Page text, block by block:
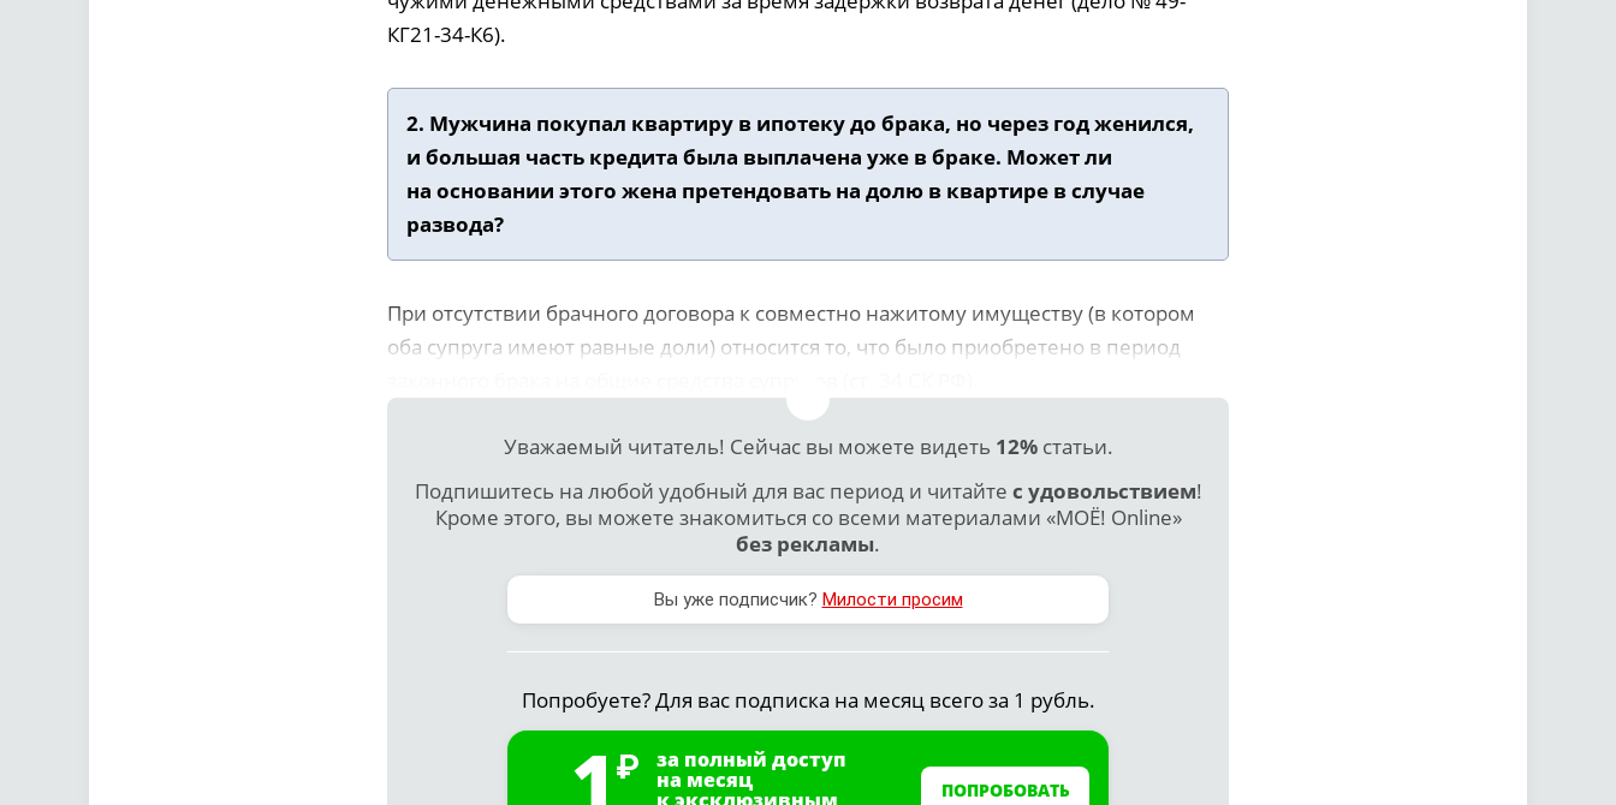
КГ21-34-К6).
2. Мужчина покупал квартиру в ипотеку до брака, но через год женился,
и большая часть кредита была выплачена уже в браке. Может ли
на основании этого жена претендовать на долю в квартире в случае
развода?
При отсутствии брачного договора к совместно нажитому имуществу (в котором
оба супруга имеют равные доли) относится то, что было приобретено в период
Уважаемый читатель! Сейчас вы можете видеть 12%статьи.
Подпишитесь на любой удобный для вас период и читайте с удовольствием!
Кроме этого, вы можете знакомиться со всеми материалами «МОЁ! Online»
без рекламы.
Вы уже подписчик? Милости просим
Попробуете? Для вас подписка на месяц всего за 1 рубль.
1 за полный доступ
на месяц ПОПРОБОВАТЬ